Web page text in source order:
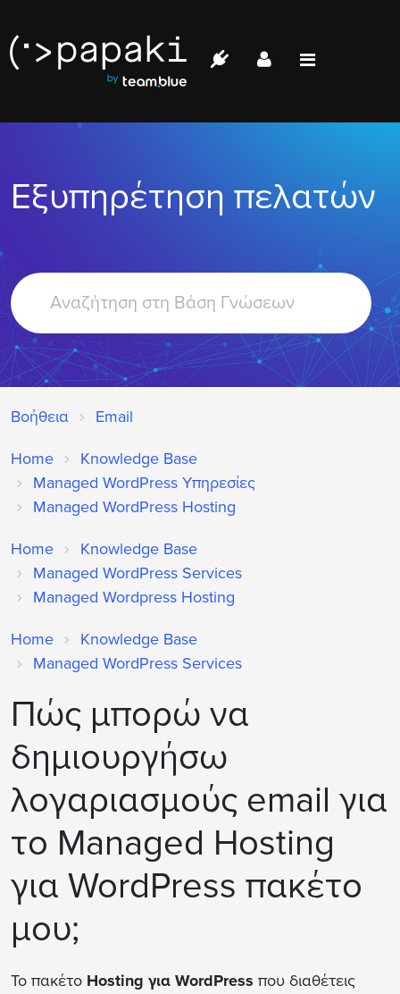
Σύνδεση
Εξυπηρέτηση πελατών
Search
For
Βοήθεια Email
Home
Knowledge Base
Managed WordPress Υπηρεσίες
Managed WordPress Hosting
Home
Knowledge Base
Managed WordPress Services
Managed Wordpress Hosting
Home
Knowledge Base
Managed WordPress Services
Πώς μπορώ να
δημιουργήσω
λογαριασμούς email για
το Managed Hosting
για WordPress πακέτο
μου;
Το πακέτο Hosting για WordPress που διαθέτεις